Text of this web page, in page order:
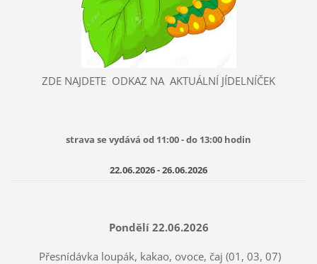
ZDE NAJDETE ODKAZ NA AKTUÁLNÍ JÍDELNÍČEK
strava se vydává od 11:00 - do 13:00 hodin
22.06.2026 - 26.06.2026
Pondělí 22.06.2026
Přesnídávka loupák, kakao, ovoce, čaj (01, 03, 07)